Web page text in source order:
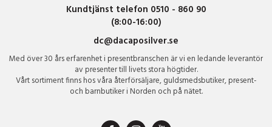
Kundtjänst telefon 0510 - 860 90
(8:00-16:00)
dc@dacaposilver.se
Med över 30 års erfarenhet i presentbranschen är vi en ledande leverantör
av presenter till livets stora högtider.
Vårt sortiment finns hos våra återförsäljare, guldsmedsbutiker, present-
och barnbutiker i Norden och på nätet.